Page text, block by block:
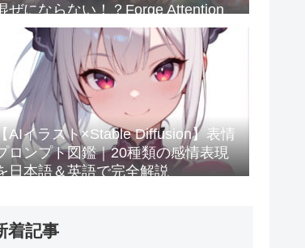
ぜにならない！？Forge Attention
Coupleを使ってみたのじゃ💖
AIイラスト×Stable Diffusion】表情
ロンプト図鑑｜20種類の感情表現
日本語＆英語で完全解説
着記事